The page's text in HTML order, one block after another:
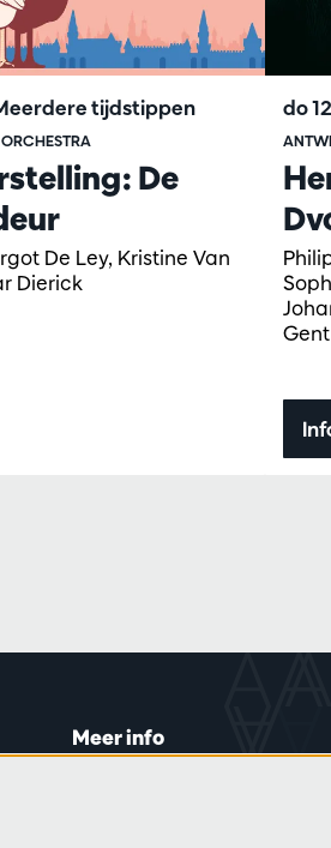
De
De Ley, Kristine Van
Dierick
tijdstippen
Gent
do
Meer info